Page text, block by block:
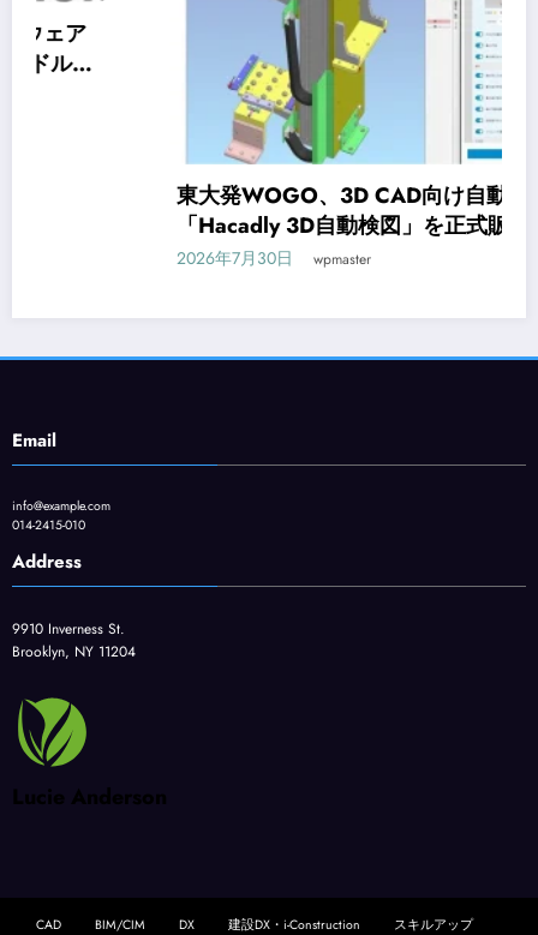
東大発WOGO、3D CAD向け自動検図ソフト
「Hacadly 3D自動検図」を正式販売開始
wpmaster
Email
info@example.com
014-2415-010
Address
9910 Inverness St.
Brooklyn, NY 11204
Lucie Anderson
CAD BIM/CIM DX 建設DX・i-Construction スキルアップ